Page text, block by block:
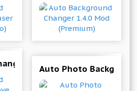
-Remove Background
Auto Photo